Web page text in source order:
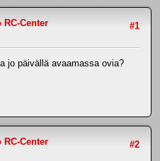
#1
Center
jo päivällä avaamassa ovia?
#2
Center